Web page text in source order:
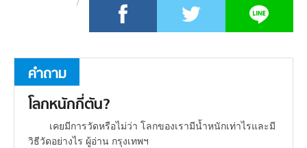
คำถาม
โลกหนักกี่ตัน?
เคยมีการวัดหรือไม่ว่า โลกของเรามีน้ำหนักเท่าไรและมี
วิธีวัดอย่างไร ผู้อ่าน กรุงเทพฯ